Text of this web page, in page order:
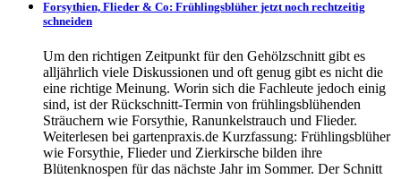
Forsythien, Flieder & Co: Frühlingsblüher jetzt noch rechtzeitig
schneiden
Um den richtigen Zeitpunkt für den Gehölzschnitt gibt es
alljährlich viele Diskussionen und oft genug gibt es nicht die
eine richtige Meinung. Worin sich die Fachleute jedoch einig
sind, ist der Rückschnitt-Termin von frühlingsblühenden
Sträuchern wie Forsythie, Ranunkelstrauch und Flieder.
Weiterlesen bei gartenpraxis.de Kurzfassung: Frühlingsblüher
wie Forsythie, Flieder und Zierkirsche bilden ihre
Blütenknospen für das nächste Jahr im Sommer. Der Schnitt